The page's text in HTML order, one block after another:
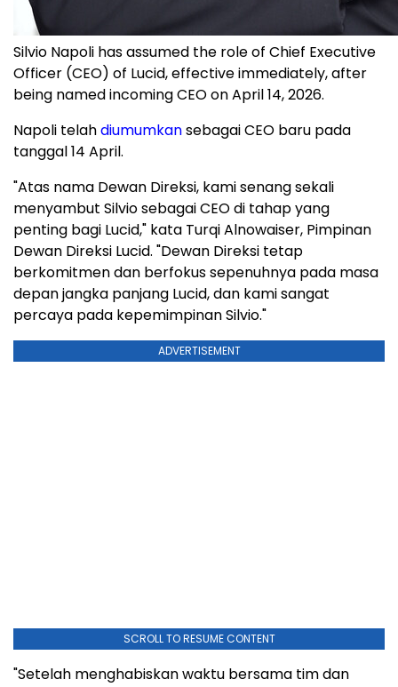
Silvio Napoli has assumed the role of Chief Executive
Officer (CEO) of Lucid, effective immediately, after
being named incoming CEO on April 14, 2026.
Napoli telahdiumumkansebagai CEO baru pada
tanggal 14 April.
"Atas nama Dewan Direksi, kami senang sekali
menyambut Silvio sebagai CEO di tahap yang
penting bagi Lucid," kata Turqi Alnowaiser, Pimpinan
Dewan Direksi Lucid. "Dewan Direksi tetap
berkomitmen dan berfokus sepenuhnya pada masa
depan jangka panjang Lucid, dan kami sangat
percaya pada kepemimpinan Silvio."
ADVERTISEMENT
SCROLL TO RESUME CONTENT
"Setelah menghabiskan waktu bersama tim dan